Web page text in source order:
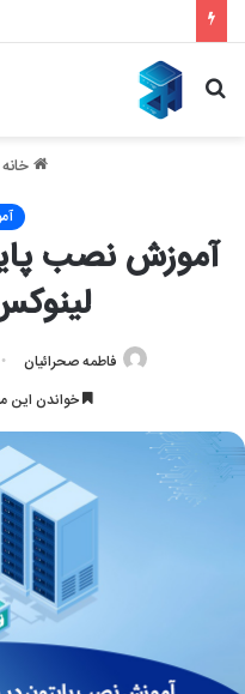
جستجو
خانه
آموزش نصب
فاطمه صحرائیان
خواندن این مطلب 7 دقیقه